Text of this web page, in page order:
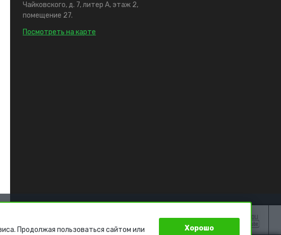
Чайковского, д. 7, литер А, этаж 2,
помещение 27.
Посмотреть на карте
Продолжая пользоваться сайтом или Хорошо